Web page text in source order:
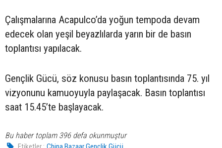
Çalışmalarına Acapulco’da yoğun tempoda devam
edecek olan yeşil beyazlılarda yarın bir de basın
toplantısı yapılacak.
Gençlik Gücü, söz konusu basın toplantısında 75. yıl
vizyonunu kamuoyuyla paylaşacak. Basın toplantısı
saat 15.45’te başlayacak.
Bu haber toplam 396 defa okunmuştur